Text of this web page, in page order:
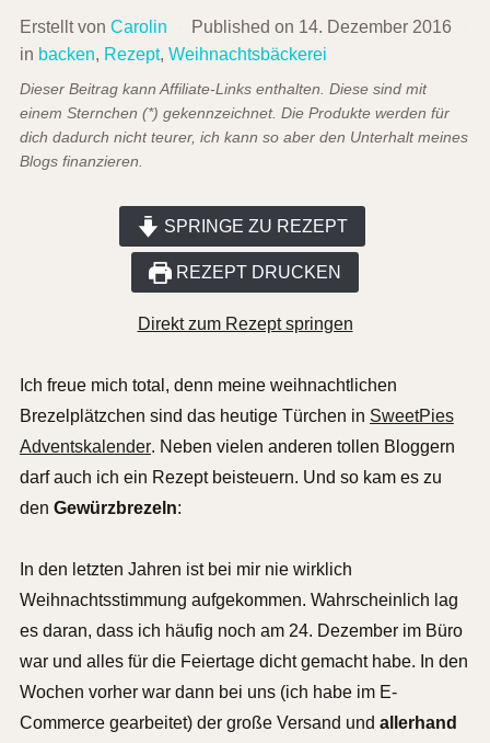
Erstellt von Carolin Published on 14. Dezember 2016
in backen, Rezept, Weihnachtsbäckerei
Dieser Beitrag kann Affiliate-Links enthalten. Diese sind mit
einem Sternchen (*) gekennzeichnet. Die Produkte werden für
dich dadurch nicht teurer, ich kann so aber den Unterhalt meines
Blogs finanzieren.
SPRINGE ZU REZEPT
REZEPT DRUCKEN
Direkt zum Rezept springen
Ich freue mich total, denn meine weihnachtlichen
Brezelplätzchen sind das heutige Türchen in SweetPies
Adventskalender. Neben vielen anderen tollen Bloggern
darf auch ich ein Rezept beisteuern. Und so kam es zu
den Gewürzbrezeln:
In den letzten Jahren ist bei mir nie wirklich
Weihnachtsstimmung aufgekommen. Wahrscheinlich lag
es daran, dass ich häufig noch am 24. Dezember im Büro
war und alles für die Feiertage dicht gemacht habe. In den
Wochen vorher war dann bei uns (ich habe im E-
Commerce gearbeitet) der große Versand und allerhand